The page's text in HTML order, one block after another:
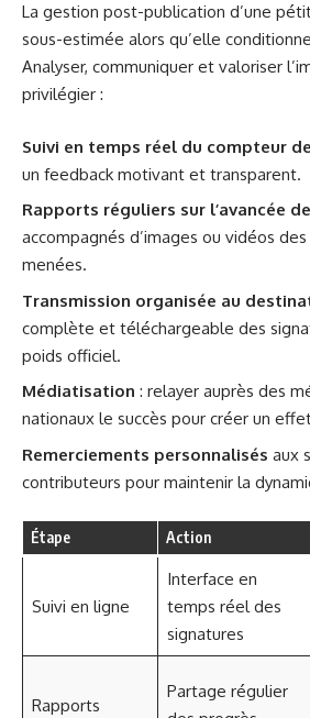
La gestion post-publication d’une
sous-estimée alors qu’elle
Analyser, communiquer et valoriser
privilégier :
Suivi en temps réel du compteur
un feedback motivant et transparent.
Rapports réguliers sur l’avancée
accompagnés d’images ou vidéos
menées.
Transmission organisée au
complète et téléchargeable des
poids officiel.
Médiatisation : relayer auprès des
nationaux le succès pour créer un
Remerciements personnalisés aux
contributeurs pour maintenir la
Étape Action
Suivi en ligne
Interface en
temps réel des
signatures
Rapports
Partage régulier